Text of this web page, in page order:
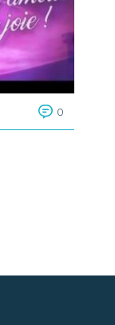
0